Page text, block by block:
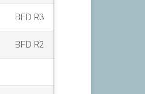
BFD R3
BFD R2